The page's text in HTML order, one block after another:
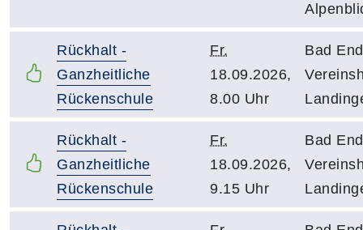
Rückhalt -
Ganzheitliche
Rückenschule
Fr.
18.09.2026,
8.00 Uhr
Bad
Rückhalt -
Ganzheitliche
Rückenschule
Fr.
18.09.2026,
9.15 Uhr
Bad